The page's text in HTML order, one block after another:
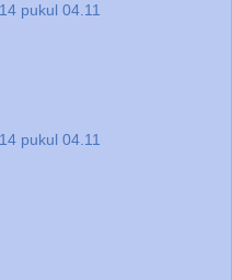
pukul 04.11
pukul 04.11